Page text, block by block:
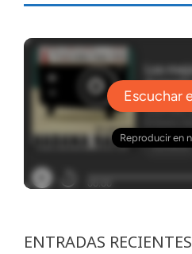
ENTRADAS RECIENTES